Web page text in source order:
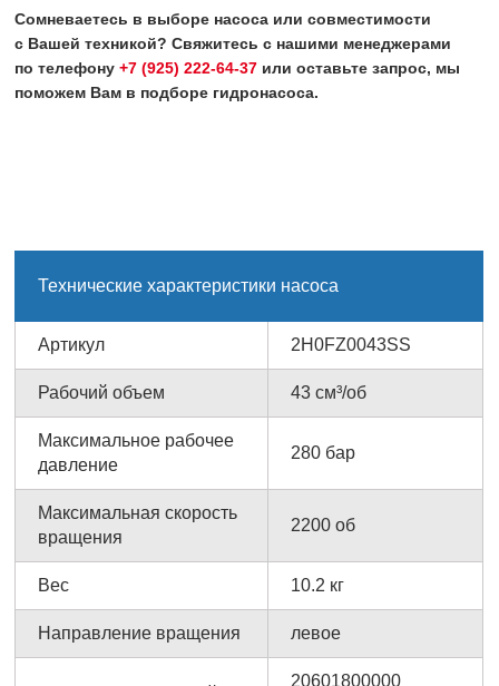
Сомневаетесь в выборе насоса или совместимости
с Вашей техникой? Свяжитесь с нашими менеджерами
по телефону+7 (925) 222-64-37 или оставьте запрос, мы
поможем Вам в подборе гидронасоса.
Технические характеристики насоса
Артикул 2H0FZ0043SS
Рабочий объем 43 см³/об
Максимальное рабочее
давление
280 бар
Максимальная скорость
вращения
2200 об
Вес 10.2 кг
Направление вращения левое
20601800000